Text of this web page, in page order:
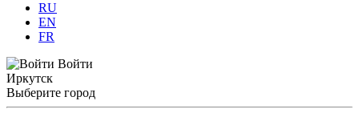
RU
EN
FR
Войти
Иркутск
Выберите город